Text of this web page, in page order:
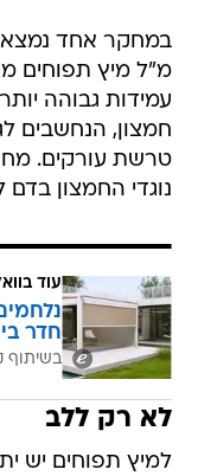
מ"ל מיץ תפוחים
חמצון, הנחשבים
טרשת עורקים.
נוגדי החמצון
עוד
חדר
בשיתוף
לא רק ללב
למיץ תפוחים יש